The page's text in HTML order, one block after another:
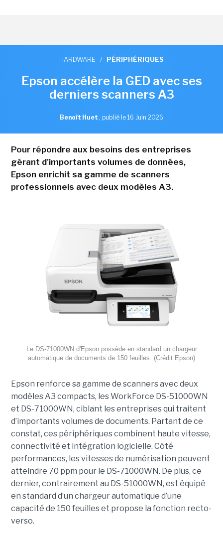
HARDWARE / PÉRIPHÉRIQUES
Epson accélère la GED avec ses
derniers scanners A3
Benoît Huet , publié le 16 Juin 2026
Pour répondre aux besoins des entreprises
gérant d'importants volumes de données,
Epson enrichit sa gamme de scanners
professionnels avec deux modèles A3.
Le DS-71000WN d'Epson possède en standard un chargeur
automatique de documents de 150 feuilles. (Crédit Epson)
Epson renforce sa gamme de scanners avec deux
modèles A3 compacts, les WorkForce DS-51000WN
et DS-71000WN, ciblant les entreprises qui traitent
d’importants volumes de documents. Partant de ce
constat, ces périphériques combinent haute vitesse,
connectivité et intégration logicielle. Côté
performances, les vitesses de numérisation peuvent
atteindre 70 ppm pour le DS-71000WN. De plus, ce
dernier, contrairement au DS-51000WN, est équipé
en standard d’un chargeur automatique d’une
capacité de 150 feuilles et propose la fonction recto-
verso.